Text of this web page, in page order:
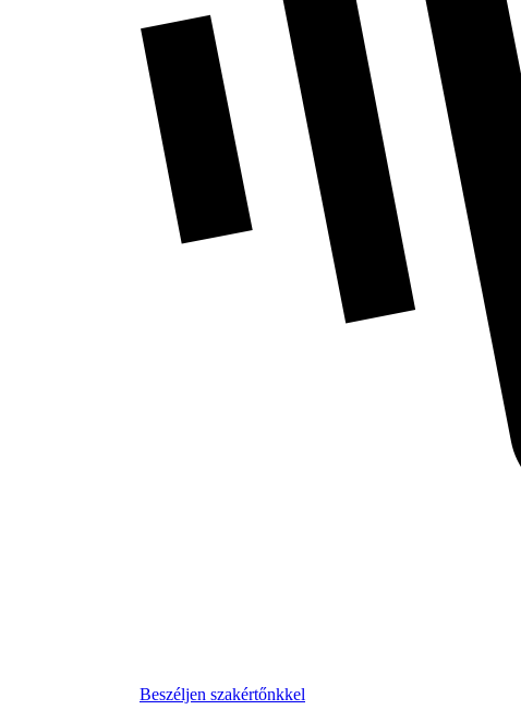
Beszéljen szakértőnkkel